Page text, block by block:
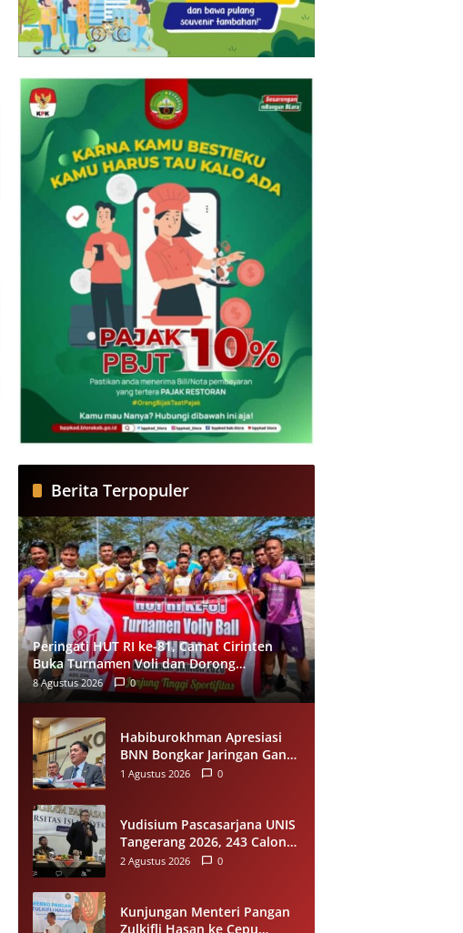
Berita Terpopuler
Peringati HUT RI ke-81, Camat Cirinten
Buka Turnamen Voli dan Dorong
Pencarian Bibit Atlet
8 Agustus 2026 0
Habiburokhman Apresiasi
BNN Bongkar Jaringan Ganja
Gayo-Medan, Sita 93
1 Agustus 2026 0
Yudisium Pascasarjana UNIS
Tangerang 2026, 243 Calon
Magister Resmi Lulus Siap
2 Agustus 2026 0
Kunjungan Menteri Pangan
Zulkifli Hasan ke Cepu